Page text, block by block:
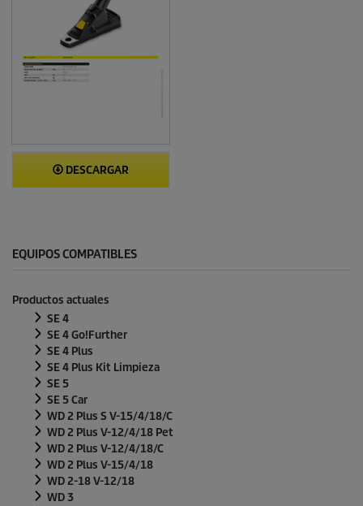
DESCARGAR
EQUIPOS COMPATIBLES
Productos actuales
SE 4
SE 4 Go!Further
SE 4 Plus
SE 4 Plus Kit Limpieza
SE 5
SE 5 Car
WD 2 Plus S V-15/4/18/C
WD 2 Plus V-12/4/18 Pet
WD 2 Plus V-12/4/18/C
WD 2 Plus V-15/4/18
WD 2-18 V-12/18
WD 3